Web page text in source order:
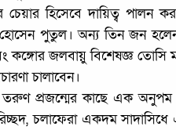
হিসেবে দায়িত্ব পালন
পুতুল। অন্য তিন জন হলেন
কঙ্গোর জলবায়ু বিশেষজ্ঞ তোসি
চালাবেন।
প্রজন্মের কাছে এক অনুপম
চলাফেরা একদম